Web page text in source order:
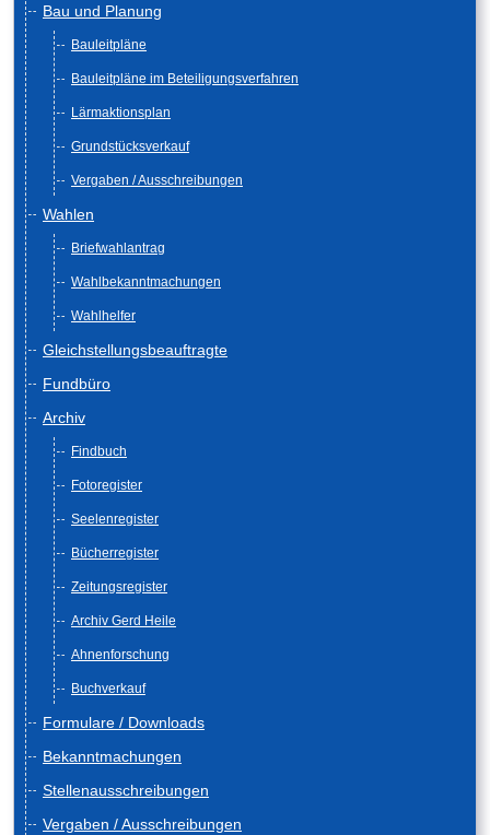
Bau und Planung
Bauleitpläne
Bauleitpläne im Beteiligungsverfahren
Lärmaktionsplan
Grundstücksverkauf
Vergaben / Ausschreibungen
Wahlen
Briefwahlantrag
Wahlbekanntmachungen
Wahlhelfer
Gleichstellungsbeauftragte
Fundbüro
Archiv
Findbuch
Fotoregister
Seelenregister
Bücherregister
Zeitungsregister
Archiv Gerd Heile
Ahnenforschung
Buchverkauf
Formulare / Downloads
Bekanntmachungen
Stellenausschreibungen
Vergaben / Ausschreibungen